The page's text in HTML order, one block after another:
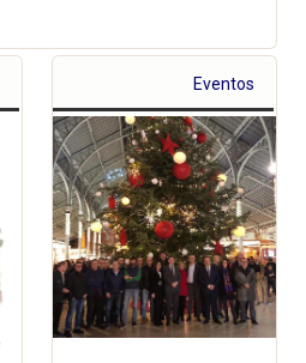
Eventos